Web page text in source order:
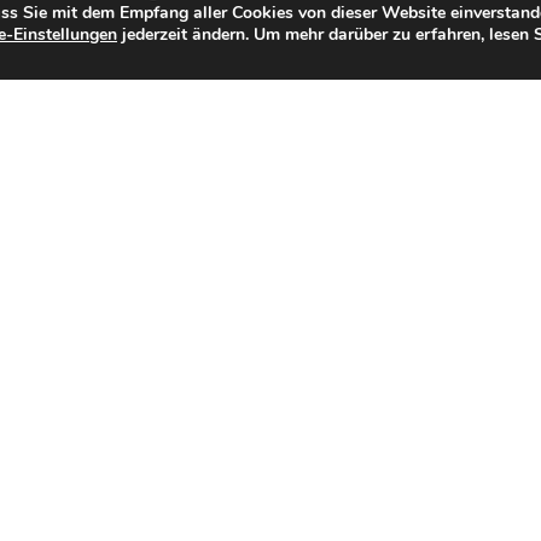
moc.t
nemti
moc.t
nemti
urcer
-setr
a@tka
tnok
Sie mit dem Empfang aller Cookies von dieser Website
Einstellungen jederzeit ändern. Um mehr darüber zu erfahren, lesen